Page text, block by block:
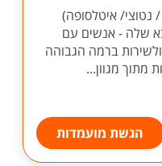
נטוצי/ איטלסופה)
שלה - אנשים עם
ברמה הגבוהה
מתוך מגוון...
הגשת מועמדות